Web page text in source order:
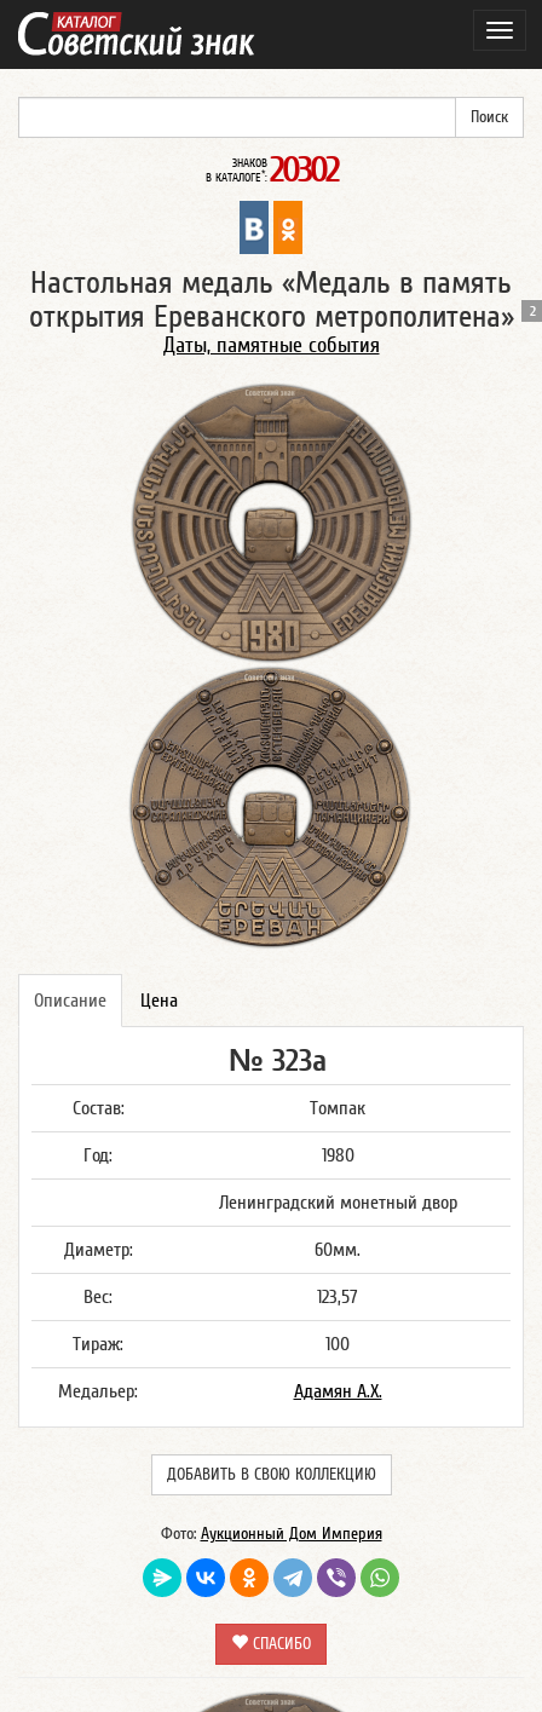
ЗНАКОВ
В КАТАЛОГЕ*: 20302
Настольная медаль «Медаль в память
открытия Ереванского метрополитена»
2
Даты, памятные события
Описание Цена
№ 323а
Состав: Томпак
Год: 1980
Ленинградский монетный двор
Диаметр: 60мм.
Вес: 123,57
Тираж: 100
Медальер: Адамян А.Х.
ДОБАВИТЬ В СВОЮ КОЛЛЕКЦИЮ
Фото: Аукционный Дом Империя
СПАСИБО